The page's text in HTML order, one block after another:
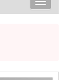
Toggle